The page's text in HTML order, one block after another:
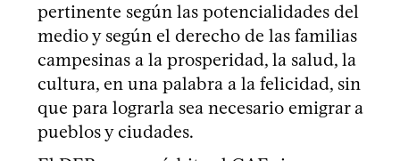
pertinente según las potencialidades del
medio y según el derecho de las familias
campesinas a la prosperidad, la salud, la
cultura, en una palabra a la felicidad, sin
que para lograrla sea necesario emigrar a
pueblos y ciudades.